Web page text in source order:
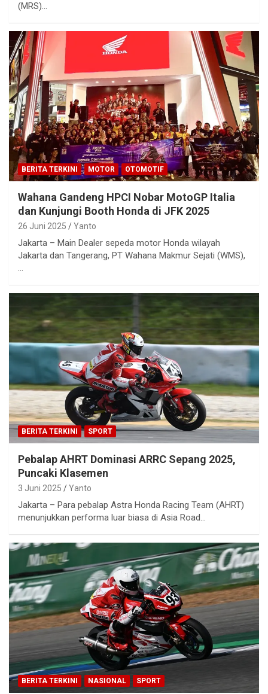
(MRS)…
BERITA TERKINI MOTOR OTOMOTIF
Wahana Gandeng HPCI Nobar MotoGP Italia
dan Kunjungi Booth Honda di JFK 2025
26 Juni 2025 Yanto
Jakarta – Main Dealer sepeda motor Honda wilayah
Jakarta dan Tangerang, PT Wahana Makmur Sejati (WMS),
…
BERITA TERKINI SPORT
Pebalap AHRT Dominasi ARRC Sepang 2025,
Puncaki Klasemen
3 Juni 2025 Yanto
Jakarta – Para pebalap Astra Honda Racing Team (AHRT)
menunjukkan performa luar biasa di Asia Road…
BERITA TERKINI NASIONAL SPORT